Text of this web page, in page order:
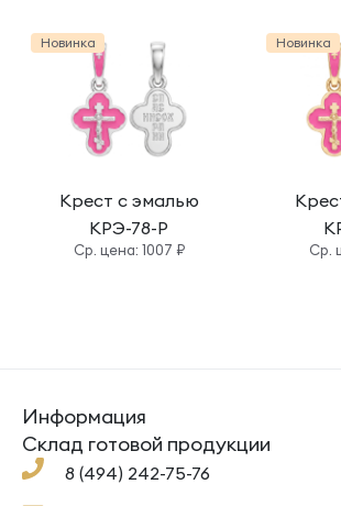
Новинка
Крест с эмалью
КРЭ-78-Р
Cр. цена: 1007 ₽
Новинка
Cр.
8 (494) 242-75-76
Информация
Склад готовой
продукции
Под заказ
Помощь
Cклад готовой продукции
Кресты
Кольца
Ложки